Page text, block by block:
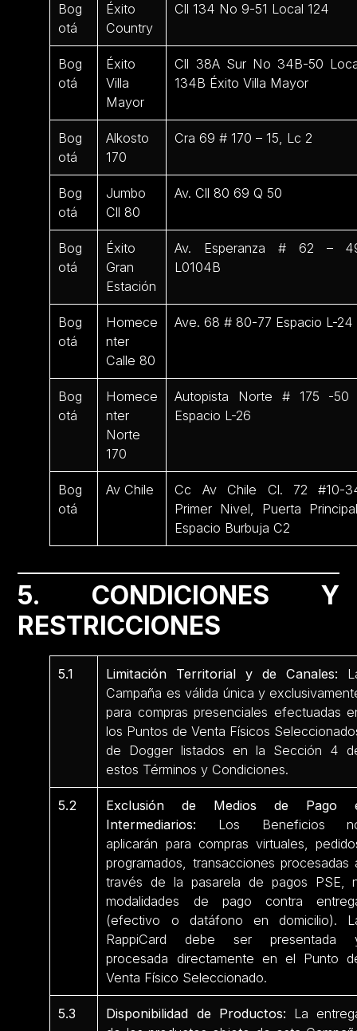
Bog
otá
Éxito
Country
Cll 134 No 9-51 Local 124
Bog
otá
Éxito
Villa
Mayor
Cll 38A Sur No 34B-50
134B Éxito Villa Mayor
Bog
otá
Alkosto
170
Cra 69 # 170 – 15, Lc 2
Bog
otá
Jumbo
Cll 80
Av. Cll 80 69 Q 50
Bog
otá
Éxito
Gran
Estación
Av. Esperanza # 62 –
L0104B
Bog
otá
Homece
nter
Calle 80
Ave. 68 # 80-77 Espacio L-24
Bog
otá
Homece
nter
Norte
170
Autopista Norte # 175 -
Espacio L-26
Bog
otá
Av Chile
Cc Av Chile Cl. 72 #10-
Primer Nivel, Puerta
Espacio Burbuja C2
5. CONDICIONES Y
RESTRICCIONES
5.1 Limitación Territorial y de Canales:
Campaña es válida única y
para compras presenciales efectuadas
los Puntos de Venta Físicos
de Dogger listados en la Sección 4
estos Términos y Condiciones.
5.2
Exclusión de Medios de Pago
Intermediarios: Los Beneficios
aplicarán para compras virtuales,
programados, transacciones procesadas
través de la pasarela de pagos PSE,
modalidades de pago contra
(efectivo o datáfono en domicilio).
RappiCard debe ser presentada
procesada directamente en el Punto
Venta Físico Seleccionado.
5.3 Disponibilidad de Productos: La